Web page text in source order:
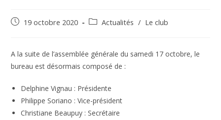
19 octobre 2020 Actualités / Le club
A la suite de l’assemblée générale du samedi 17 octobre, le
bureau est désormais composé de :
Delphine Vignau : Présidente
Philippe Soriano : Vice-président
Christiane Beaupuy : Secrétaire